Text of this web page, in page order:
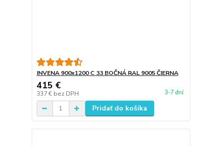
INVENA 900x1200 C 33 BOČNÁ RAL 9005 ČIERNA
415 €
337 € bez DPH 3-7 dní
Pridať do košíka